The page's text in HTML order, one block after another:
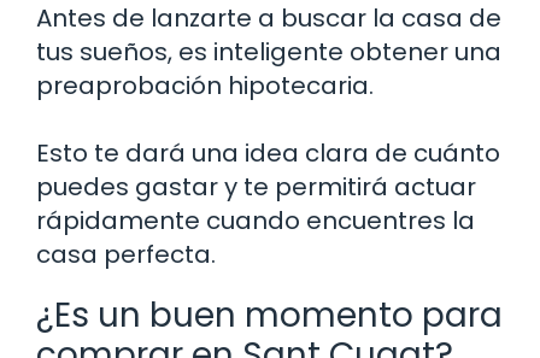
Antes de lanzarte a buscar la casa de
tus sueños, es inteligente obtener una
preaprobación hipotecaria.
Esto te dará una idea clara de cuánto
puedes gastar y te permitirá actuar
rápidamente cuando encuentres la
casa perfecta.
¿Es un buen momento para